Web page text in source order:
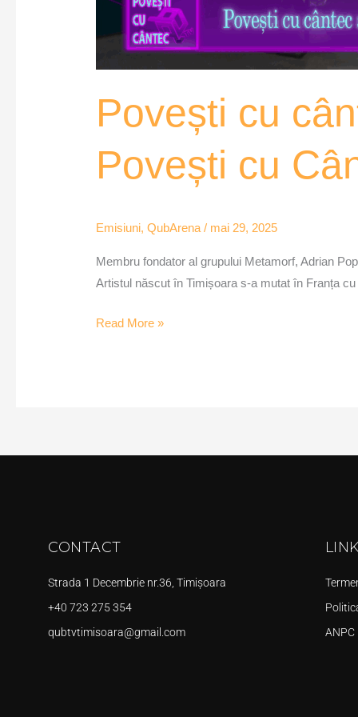
Povești cu
Povești cu
Emisiuni,QubArena / mai 29, 2025
Membru fondator al grupului Metamorf, Adrian
Artistul născut în Timișoara s-a mutat în Franța
Read More »
CONTACT
Strada 1 Decembrie nr.36, Timișoara
+40 723 275 354
qubtvtimisoara@gmail.com
ANPC